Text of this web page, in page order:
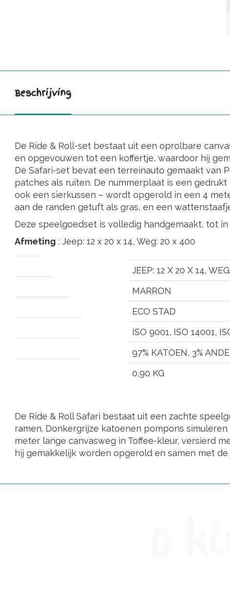
Beschrijving
De Ride & Roll-set bestaat uit een oprolbare
en opgevouwen tot een koffertje, waardoor hij
De Safari-set bevat een terreinauto gemaakt van
patches als ruiten. De nummerplaat is een gedrukt
ook een sierkussen – wordt opgerold in een 4
aan de randen getuft als gras, en een
Deze speelgoedset is volledig handgemaakt, tot
Afmeting : Jeep: 12 x 20 x 14, Weg: 20 x 400
JEEP: 12 X 20 X 14,
MARRON
ECO STAD
ISO 9001, ISO 14001,
97% KATOEN, 3%
0,90 KG
De Ride & Roll Safari bestaat uit een zachte
ramen. Donkergrijze katoenen pompons
meter lange canvasweg in Toffee-kleur, versierd
hij gemakkelijk worden opgerold en samen met
0